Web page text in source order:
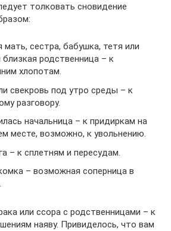
толковать сновидение
мать, сестра, бабушка, тетя или
близкая родственница – к
хлопотам.
свекровь под утро среды – к
разговору.
начальница – к придиркам на
месте, возможно, к увольнению.
– к сплетням и пересудам.
– возможная соперница в
или ссора с родственницами – к
наяву. Привиделось, что вам